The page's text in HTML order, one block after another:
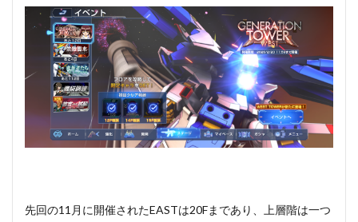
先回の11月に開催されたEASTは20Fまであり、上層階は一つ